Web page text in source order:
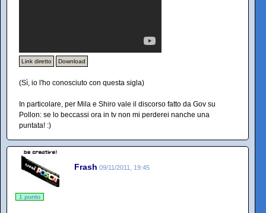
Link diretto Download
(Sì, io l'ho conosciuto con questa sigla)
In particolare, per Mila e Shiro vale il discorso fatto da Gov su
Pollon: se lo beccassi ora in tv non mi perderei nanche una
puntata! :)
Frash 09/11/2011, 19:45
1 punto